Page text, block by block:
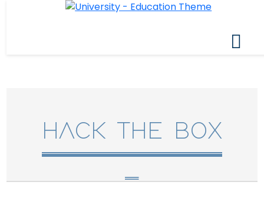
HACK THE BOX